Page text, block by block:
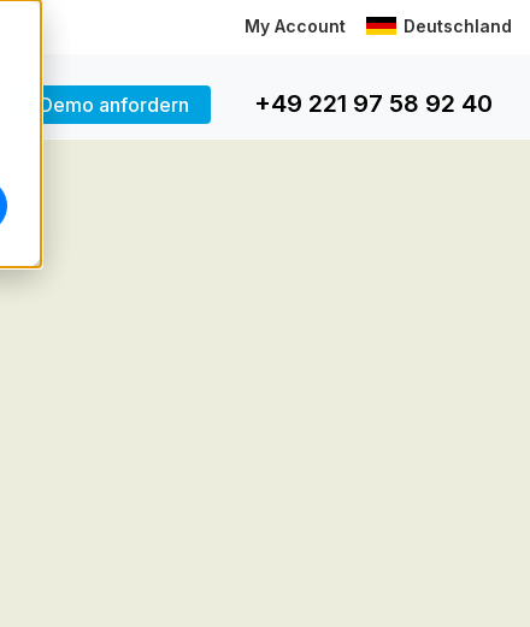
My Account Deutschland
Demo anfordern +49 221 97 58 92 40